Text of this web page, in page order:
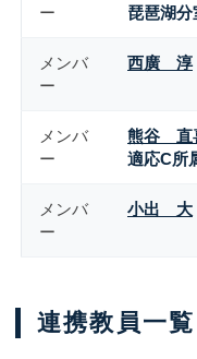
ー
琵琶湖分
メンバ
ー
西廣 淳
メンバ
ー
熊谷 直
適応C所
メンバ
ー
小出 大
連携教員一覧